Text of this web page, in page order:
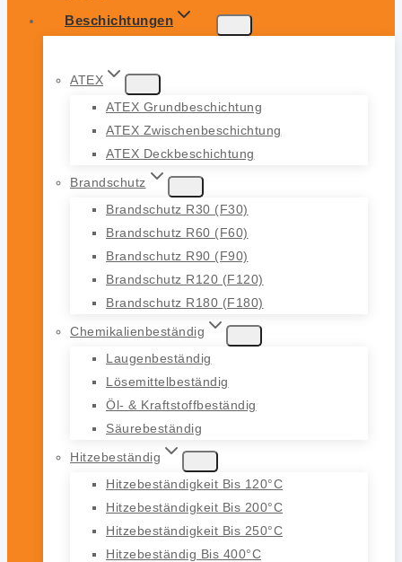
Beschichtungen
ATEX
ATEX Grundbeschichtung
ATEX Zwischenbeschichtung
ATEX Deckbeschichtung
Brandschutz
Brandschutz R30 (F30)
Brandschutz R60 (F60)
Brandschutz R90 (F90)
Brandschutz R120 (F120)
Brandschutz R180 (F180)
Chemikalienbeständig
Laugenbeständig
Lösemittelbeständig
Öl- & Kraftstoffbeständig
Säurebeständig
Hitzebeständig
Hitzebeständigkeit Bis 120°C
Hitzebeständigkeit Bis 200°C
Hitzebeständigkeit Bis 250°C
Hitzebeständig Bis 400°C